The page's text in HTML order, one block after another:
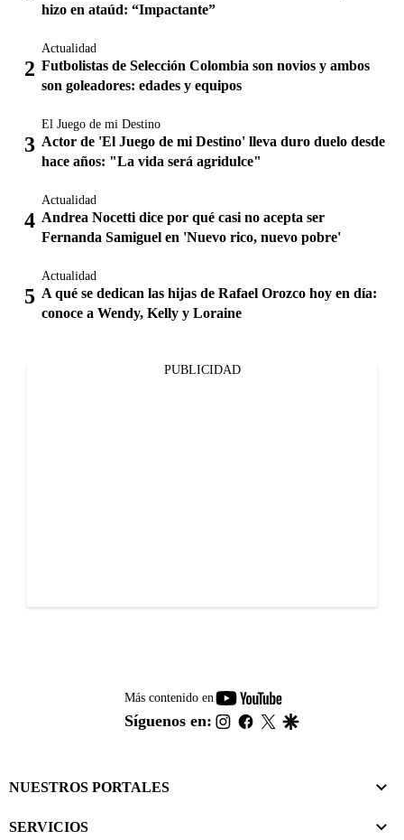
hizo en ataúd: “Impactante”
Actualidad
Futbolistas de Selección Colombia son novios y ambos
son goleadores: edades y equipos
El Juego de mi Destino
Actor de 'El Juego de mi Destino' lleva duro duelo desde
hace años: "La vida será agridulce"
Actualidad
Andrea Nocetti dice por qué casi no acepta ser
Fernanda Samiguel en 'Nuevo rico, nuevo pobre'
Actualidad
A qué se dedican las hijas de Rafael Orozco hoy en día:
conoce a Wendy, Kelly y Loraine
PUBLICIDAD
Más contenido en
youtube-
footer
Síguenos en: instagram
facebook
twitter
NUESTROS PORTALES
SERVICIOS